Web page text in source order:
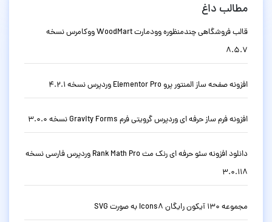
مطالب داغ
قالب فروشگاهی چندمنظوره وودمارت WoodMart ووکامرس نسخه
8.5.7
افزونه صفحه ساز المنتور پرو Elementor Pro وردپرس نسخه 4.2.1
افزونه فرم ساز حرفه ای وردپرس گرویتی فرم Gravity Forms نسخه 3.0.0
دانلود افزونه سئو حرفه ای رنک مث Rank Math Pro وردپرس فارسی نسخه
3.0.118
مجموعه 130 آیکون رایگان Icons8 به صورت SVG